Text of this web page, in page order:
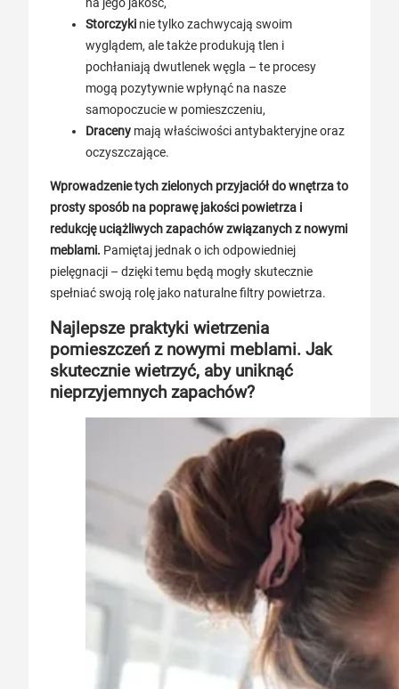
Storczyki nie tylko zachwycają swoim
wyglądem, ale także produkują tlen i
pochłaniają dwutlenek węgla – te procesy
mogą pozytywnie wpłynąć na nasze
samopoczucie w pomieszczeniu,
Draceny mają właściwości antybakteryjne oraz
oczyszczające.
Wprowadzenie tych zielonych przyjaciół do wnętrza to
prosty sposób na poprawę jakości powietrza i
redukcję uciążliwych zapachów związanych z nowymi
meblami. Pamiętaj jednak o ich odpowiedniej
pielęgnacji – dzięki temu będą mogły skutecznie
spełniać swoją rolę jako naturalne filtry powietrza.
Najlepsze praktyki wietrzenia
pomieszczeń z nowymi meblami. Jak
skutecznie wietrzyć, aby uniknąć
nieprzyjemnych zapachów?